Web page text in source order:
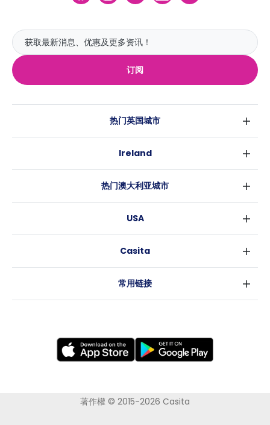
订阅
热门英国城市
格拉斯哥
爱丁堡
利兹
布里斯托
卡迪夫
布拉德福德
纽卡斯尔
伍尔弗汉普顿
Ireland
都柏林
热门澳大利亚城市
布里斯班
阿德莱德
USA
洛杉矶
Casita
常用链接
著作權 © 2015-2026 Casita